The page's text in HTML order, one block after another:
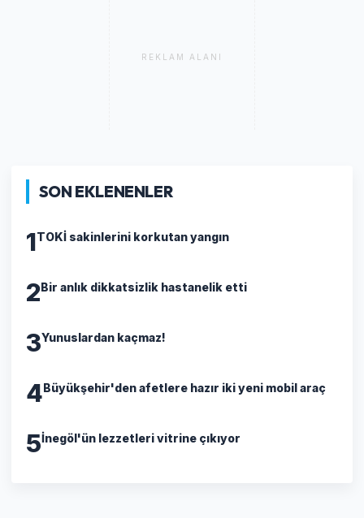
REKLAM ALANI
SON EKLENENLER
1TOKİ sakinlerini korkutan yangın
2Bir anlık dikkatsizlik hastanelik etti
3Yunuslardan kaçmaz!
4Büyükşehir'den afetlere hazır iki yeni mobil araç
5İnegöl'ün lezzetleri vitrine çıkıyor